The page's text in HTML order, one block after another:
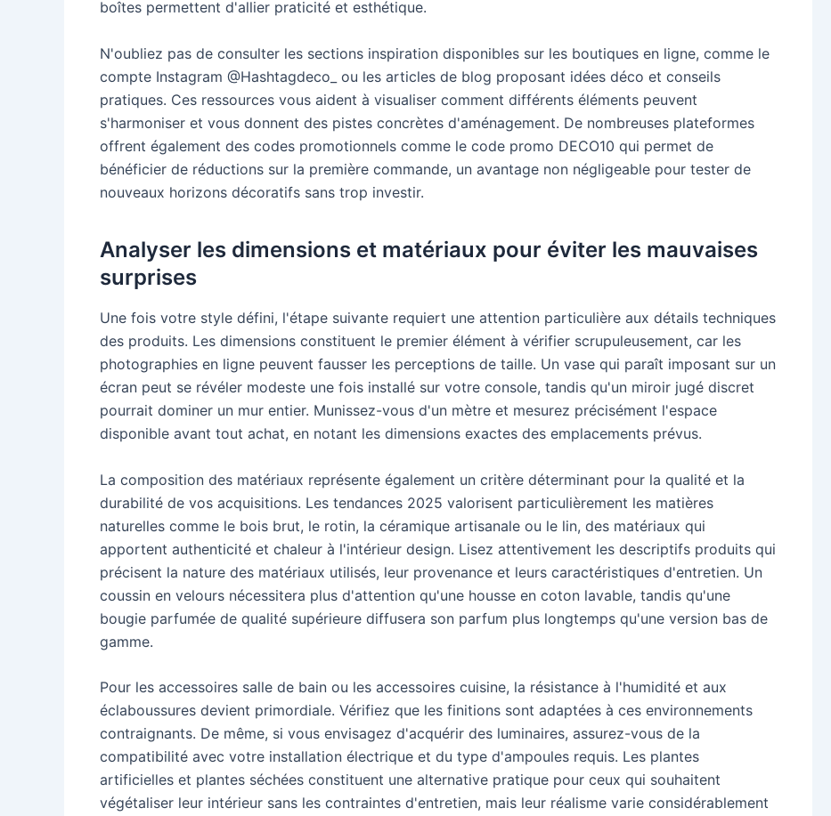
boîtes permettent d'allier praticité et esthétique.
N'oubliez pas de consulter les sections inspiration disponibles sur les boutiques en ligne, comme le
compte Instagram @Hashtagdeco_ ou les articles de blog proposant idées déco et conseils
pratiques. Ces ressources vous aident à visualiser comment différents éléments peuvent
s'harmoniser et vous donnent des pistes concrètes d'aménagement. De nombreuses plateformes
offrent également des codes promotionnels comme le code promo DECO10 qui permet de
bénéficier de réductions sur la première commande, un avantage non négligeable pour tester de
nouveaux horizons décoratifs sans trop investir.
Analyser les dimensions et matériaux pour éviter les mauvaises
surprises
Une fois votre style défini, l'étape suivante requiert une attention particulière aux détails techniques
des produits. Les dimensions constituent le premier élément à vérifier scrupuleusement, car les
photographies en ligne peuvent fausser les perceptions de taille. Un vase qui paraît imposant sur un
écran peut se révéler modeste une fois installé sur votre console, tandis qu'un miroir jugé discret
pourrait dominer un mur entier. Munissez-vous d'un mètre et mesurez précisément l'espace
disponible avant tout achat, en notant les dimensions exactes des emplacements prévus.
La composition des matériaux représente également un critère déterminant pour la qualité et la
durabilité de vos acquisitions. Les tendances 2025 valorisent particulièrement les matières
naturelles comme le bois brut, le rotin, la céramique artisanale ou le lin, des matériaux qui
apportent authenticité et chaleur à l'intérieur design. Lisez attentivement les descriptifs produits qui
précisent la nature des matériaux utilisés, leur provenance et leurs caractéristiques d'entretien. Un
coussin en velours nécessitera plus d'attention qu'une housse en coton lavable, tandis qu'une
bougie parfumée de qualité supérieure diffusera son parfum plus longtemps qu'une version bas de
gamme.
Pour les accessoires salle de bain ou les accessoires cuisine, la résistance à l'humidité et aux
éclaboussures devient primordiale. Vérifiez que les finitions sont adaptées à ces environnements
contraignants. De même, si vous envisagez d'acquérir des luminaires, assurez-vous de la
compatibilité avec votre installation électrique et du type d'ampoules requis. Les plantes
artificielles et plantes séchées constituent une alternative pratique pour ceux qui souhaitent
végétaliser leur intérieur sans les contraintes d'entretien, mais leur réalisme varie considérablement